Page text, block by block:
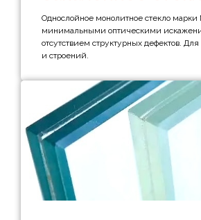
Однослойное монолитное стекло марки
минимальными оптическими
отсутствием структурных дефектов.
и строений.